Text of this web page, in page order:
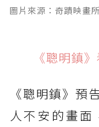
圖片來源：奇蹟映畫
《聰明鎮
《聰明鎮》預
人不安的畫